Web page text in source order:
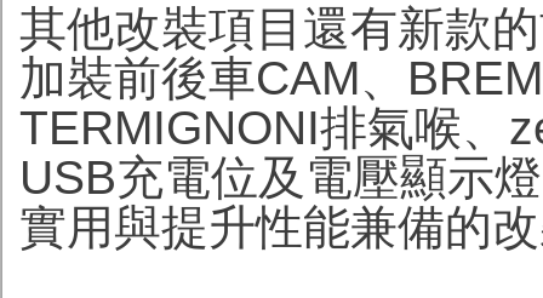
其他改裝項目還有新款
加裝前後車CAM、
TERMIGNONI排氣喉、
USB充電位及電壓顯示
實用與提升性能兼備的